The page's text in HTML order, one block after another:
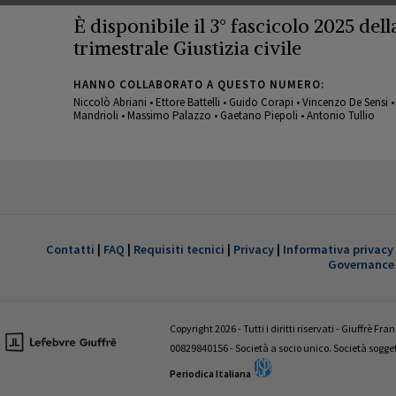
È disponibile il 3° fascicolo 2025
trimestrale Giustizia civile
HANNO COLLABORATO A QUESTO NUMERO:
Niccolò Abriani • Ettore Battelli • Guido Corapi • Vincenzo De Sensi
Mandrioli • Massimo Palazzo • Gaetano Piepoli • Antonio Tullio
trimestrale Giustizia civile
Contatti | FAQ | Requisiti tecnici | Privacy | Informativa
Governance
Copyright 2026 - Tutti i diritti riservati - Giuffrè
00829840156 - Società a socio unico. Società
Periodica Italiana